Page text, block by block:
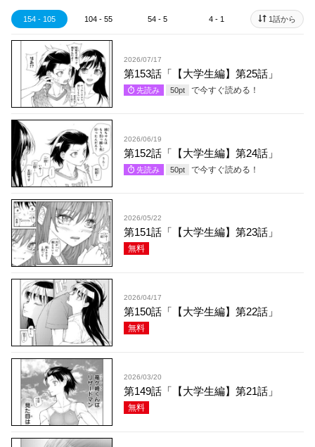
154 - 105 104 - 55 54 - 5 4 - 1 1話から
2026/07/17
第153話「【大学生編】第25話」
先読み 50pt で今すぐ読める！
2026/06/19
第152話「【大学生編】第24話」
先読み 50pt で今すぐ読める！
2026/05/22
第151話「【大学生編】第23話」
無料
2026/04/17
第150話「【大学生編】第22話」
無料
2026/03/20
第149話「【大学生編】第21話」
無料